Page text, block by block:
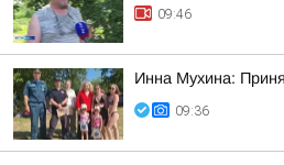
09:46
Инна Мухина:
09:36